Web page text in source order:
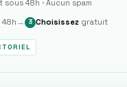
48h · Aucun spam
→ 3 Choisissez gratuit